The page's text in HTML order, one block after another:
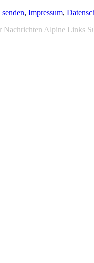
, Impressum,
Nachrichten Alpine Links